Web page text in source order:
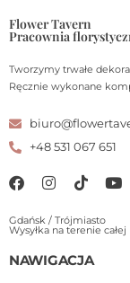
Flower Tavern
Pracownia
Tworzymy trwałe
Ręcznie wykonane
+48 531 067 651
Gdańsk / Trójmiasto
Wysyłka na terenie całej
NAWIGACJA